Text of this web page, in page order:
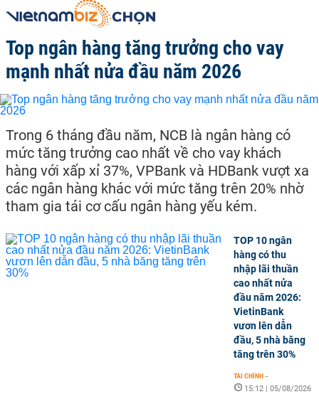
Top ngân hàng tăng trưởng cho vay
mạnh nhất nửa đầu năm 2026
Trong 6 tháng đầu năm, NCB là ngân hàng có
mức tăng trưởng cao nhất về cho vay khách
hàng với xấp xỉ 37%, VPBank và HDBank vượt xa
các ngân hàng khác với mức tăng trên 20% nhờ
tham gia tái cơ cấu ngân hàng yếu kém.
TOP 10 ngân
hàng có thu
nhập lãi thuần
cao nhất nửa
đầu năm 2026:
VietinBank
vươn lên dẫn
đầu, 5 nhà băng
tăng trên 30%
TÀI CHÍNH -
15:12 | 05/08/2026